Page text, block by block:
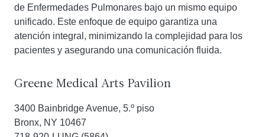
de Enfermedades Pulmonares bajo un mismo equipo
unificado. Este enfoque de equipo garantiza una
atención integral, minimizando la complejidad para los
pacientes y asegurando una comunicación fluida.
Greene Medical Arts Pavilion
3400 Bainbridge Avenue, 5.º piso
Bronx, NY 10467